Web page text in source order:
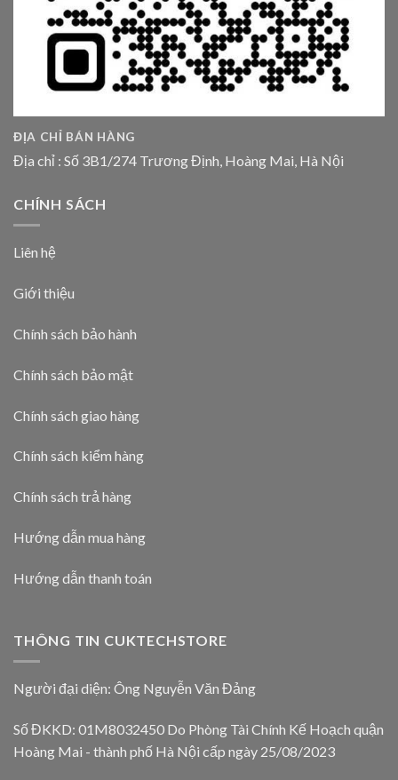
ĐỊA CHỈ BÁN HÀNG
Địa chỉ : Số 3B1/274 Trương Định, Hoàng Mai, Hà Nội
CHÍNH SÁCH
Liên hệ
Giới thiệu
Chính sách bảo hành
Chính sách bảo mật
Chính sách giao hàng
Chính sách kiểm hàng
Chính sách trả hàng
Hướng dẫn mua hàng
Hướng dẫn thanh toán
THÔNG TIN CUKTECHSTORE
Người đại diện: Ông Nguyễn Văn Đảng
Số ĐKKD: 01M8032450 Do Phòng Tài Chính Kế Hoạch quận
Hoàng Mai - thành phố Hà Nội cấp ngày 25/08/2023